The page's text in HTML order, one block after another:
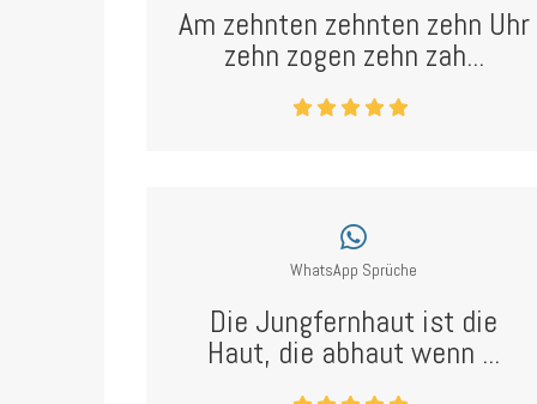
Am zehnten zehnten zehn Uhr
zehn zogen zehn zah...
WhatsApp Sprüche
Die Jungfernhaut ist die
Haut, die abhaut wenn ...